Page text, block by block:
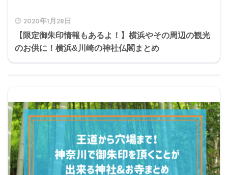
2020年1月28日
【限定御朱印情報もあるよ！】横浜やその周辺の観光
のお供に！横浜&川崎の神社仏閣まとめ